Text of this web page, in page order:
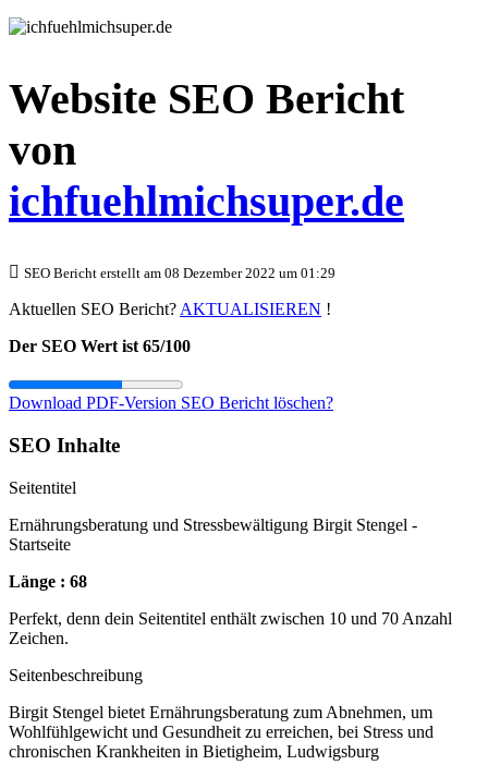
Website SEO Bericht
von
ichfuehlmichsuper.de
SEO Bericht erstellt am 08 Dezember 2022 um 01:29
Aktuellen SEO Bericht? AKTUALISIEREN !
Der SEO Wert ist 65/100
Download PDF-Version SEO Bericht löschen?
SEO Inhalte
Seitentitel
Ernährungsberatung und Stressbewältigung Birgit Stengel -
Startseite
Länge : 68
Perfekt, denn dein Seitentitel enthält zwischen 10 und 70 Anzahl
Zeichen.
Seitenbeschreibung
Birgit Stengel bietet Ernährungsberatung zum Abnehmen, um
Wohlfühlgewicht und Gesundheit zu erreichen, bei Stress und
chronischen Krankheiten in Bietigheim, Ludwigsburg